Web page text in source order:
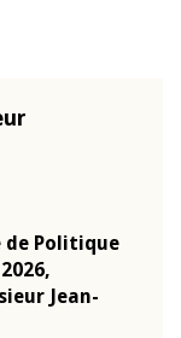
Politique
Jean-